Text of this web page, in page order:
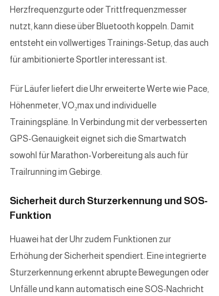
Herzfrequenzgurte oder Trittfrequenzmesser
nutzt, kann diese über Bluetooth koppeln. Damit
entsteht ein vollwertiges Trainings-Setup, das auch
für ambitionierte Sportler interessant ist.
Für Läufer liefert die Uhr erweiterte Werte wie Pace,
Höhenmeter, VO₂max und individuelle
Trainingspläne. In Verbindung mit der verbesserten
GPS-Genauigkeit eignet sich die Smartwatch
sowohl für Marathon-Vorbereitung als auch für
Trailrunning im Gebirge.
Sicherheit durch Sturzerkennung und SOS-
Funktion
Huawei hat der Uhr zudem Funktionen zur
Erhöhung der Sicherheit spendiert. Eine integrierte
Sturzerkennung erkennt abrupte Bewegungen oder
Unfälle und kann automatisch eine SOS-Nachricht